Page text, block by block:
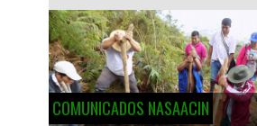
COMUNICADOS NASAACIN